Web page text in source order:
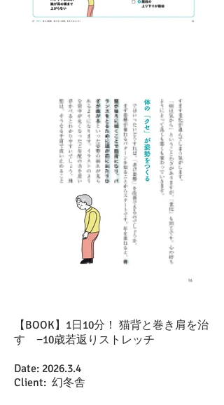
【BOOK】1日10分！ 猫背と巻き肩を治
す −10歳若返りストレッチ
Date: 2026.3.4
Client: 幻冬舎